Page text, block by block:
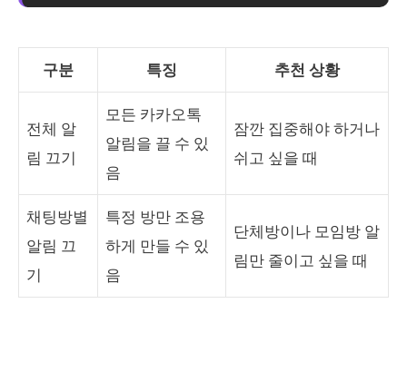
구분 특징 추천 상황
전체 알
림 끄기
모든 카카오톡
알림을 끌 수 있
음
잠깐 집중해야 하거나
쉬고 싶을 때
채팅방별
알림 끄
기
특정 방만 조용
하게 만들 수 있
음
단체방이나 모임방 알
림만 줄이고 싶을 때